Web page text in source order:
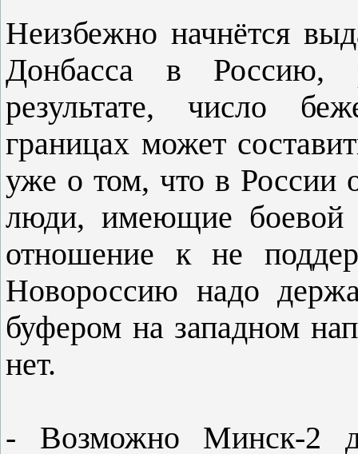
Неизбежно начнётся
Донбасса в Россию,
результате, число
границах может
уже о том, что в России
люди, имеющие боевой
отношение к не
Новороссию надо
буфером на западном
нет.
- Возможно Минск-2